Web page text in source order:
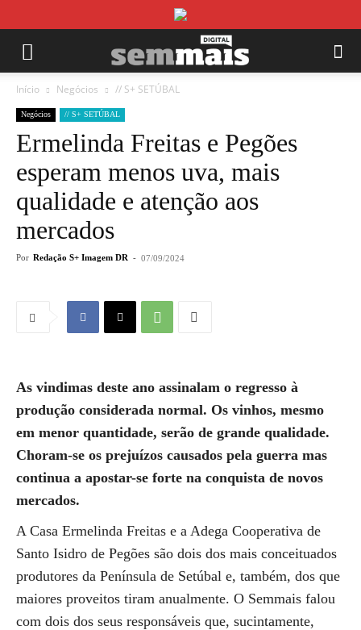
Início Negócios // S+ SETÚBAL
Negócios // S+ SETÚBAL
Ermelinda Freitas e Pegões
esperam menos uva, mais
qualidade e atenção aos
mercados
Por Redação S+ Imagem DR - 07/09/2024
As vindimas deste ano assinalam o regresso à
produção considerada normal. Os vinhos, mesmo
em menor quantidade, serão de grande qualidade.
Choram-se os prejuízos causados pela guerra mas
continua a apostar-se forte na conquista de novos
mercados.
A Casa Ermelinda Freitas e a Adega Cooperativa de
Santo Isidro de Pegões são dois dos mais conceituados
produtores da Península de Setúbal e, também, dos que
maiores proveitos tiram anualmente. O Semmais falou
com dois dos seus responsáveis que, sucintamente,